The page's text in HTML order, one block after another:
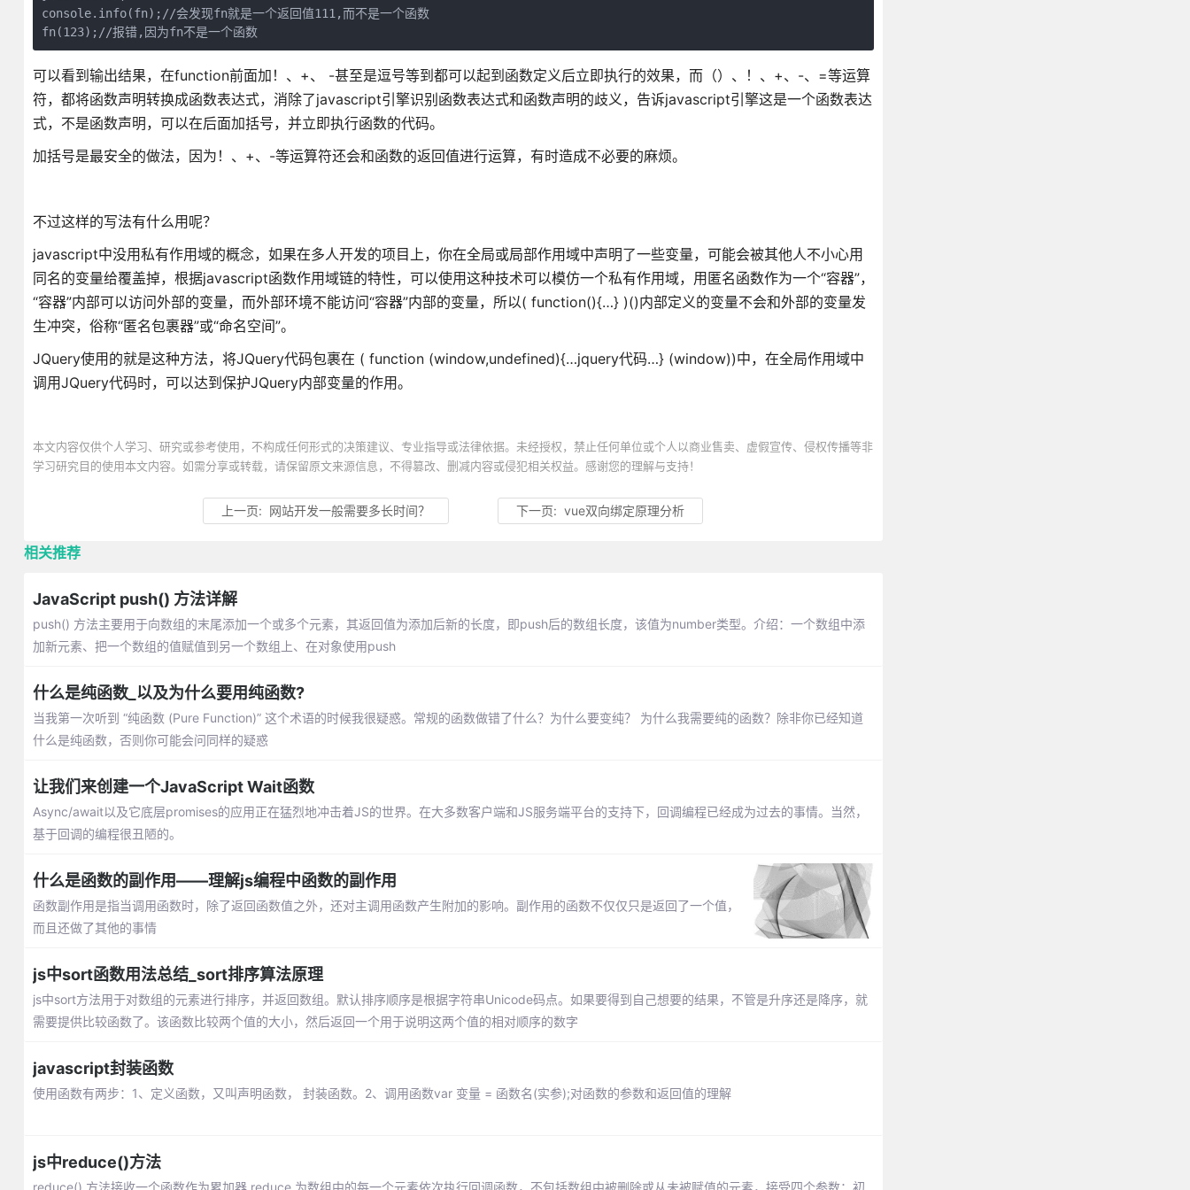
console.info(fn);//会发现fn就是一个返回值111,而不是一个函数
fn(123);//报错,因为fn不是一个函数
可以看到输出结果，在function前面加！、+、 -甚至是逗号等到都可以起到函数定义后立即执行的效果，而（）、！、+、-、=等运算
符，都将函数声明转换成函数表达式，消除了javascript引擎识别函数表达式和函数声明的歧义，告诉javascript引擎这是一个函数表达
式，不是函数声明，可以在后面加括号，并立即执行函数的代码。
加括号是最安全的做法，因为！、+、-等运算符还会和函数的返回值进行运算，有时造成不必要的麻烦。
不过这样的写法有什么用呢？
javascript中没用私有作用域的概念，如果在多人开发的项目上，你在全局或局部作用域中声明了一些变量，可能会被其他人不小心用
同名的变量给覆盖掉，根据javascript函数作用域链的特性，可以使用这种技术可以模仿一个私有作用域，用匿名函数作为一个“容器”，
“容器”内部可以访问外部的变量，而外部环境不能访问“容器”内部的变量，所以( function(){…} )()内部定义的变量不会和外部的变量发
生冲突，俗称“匿名包裹器”或“命名空间”。
JQuery使用的就是这种方法，将JQuery代码包裹在 ( function (window,undefined){…jquery代码…} (window))中，在全局作用域中
调用JQuery代码时，可以达到保护JQuery内部变量的作用。
本文内容仅供个人学习、研究或参考使用，不构成任何形式的决策建议、专业指导或法律依据。未经授权，禁止任何单位或个人以商业售卖、虚假宣传、侵权传播等非
学习研究目的使用本文内容。如需分享或转载，请保留原文来源信息，不得篡改、删减内容或侵犯相关权益。感谢您的理解与支持！
上一页: 网站开发一般需要多长时间？ 下一页:vue双向绑定原理分析
相关推荐
JavaScript push() 方法详解
push() 方法主要用于向数组的末尾添加一个或多个元素，其返回值为添加后新的长度，即push后的数组长度，该值为number类型。介绍：一个数组中添
加新元素、把一个数组的值赋值到另一个数组上、在对象使用push
什么是纯函数_以及为什么要用纯函数?
当我第一次听到 “纯函数 (Pure Function)” 这个术语的时候我很疑惑。常规的函数做错了什么？为什么要变纯？ 为什么我需要纯的函数？除非你已经知道
什么是纯函数，否则你可能会问同样的疑惑
让我们来创建一个JavaScript Wait函数
Async/await以及它底层promises的应用正在猛烈地冲击着JS的世界。在大多数客户端和JS服务端平台的支持下，回调编程已经成为过去的事情。当然，
基于回调的编程很丑陋的。
什么是函数的副作用——理解js编程中函数的副作用
函数副作用是指当调用函数时，除了返回函数值之外，还对主调用函数产生附加的影响。副作用的函数不仅仅只是返回了一个值，
而且还做了其他的事情
js中sort函数用法总结_sort排序算法原理
js中sort方法用于对数组的元素进行排序，并返回数组。默认排序顺序是根据字符串Unicode码点。如果要得到自己想要的结果，不管是升序还是降序，就
需要提供比较函数了。该函数比较两个值的大小，然后返回一个用于说明这两个值的相对顺序的数字
javascript封装函数
使用函数有两步：1、定义函数，又叫声明函数， 封装函数。2、调用函数var 变量 = 函数名(实参);对函数的参数和返回值的理解
js中reduce()方法
reduce() 方法接收一个函数作为累加器,reduce 为数组中的每一个元素依次执行回调函数，不包括数组中被删除或从未被赋值的元素，接受四个参数：初